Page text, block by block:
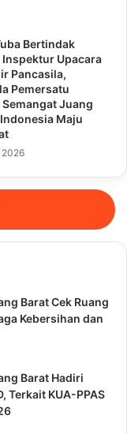
Bertindak
Inspektur Upacara
Pancasila,
Pemersatu
Semangat Juang
Maju
2026
Barat Cek Ruang
Kebersihan dan
Barat Hadiri
Terkait KUA-PPAS